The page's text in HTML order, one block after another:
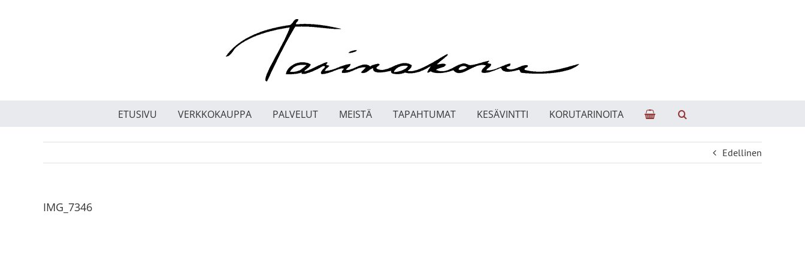
ETUSIVU VERKKOKAUPPA PALVELUT MEISTÄ TAPAHTUMAT KESÄVINTTI KORUTARINOITA
Edellinen
IMG_7346